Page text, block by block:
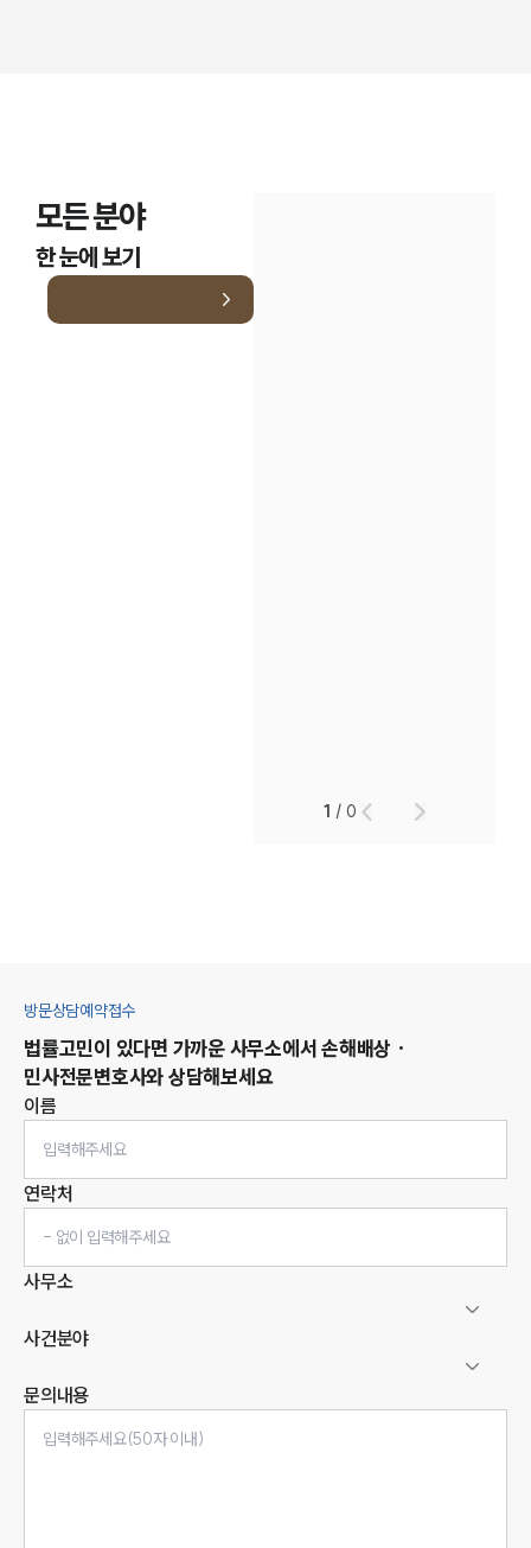
모든 분야
한 눈에 보기
1 /0
방문상담예약접수
법률고민이 있다면 가까운 사무소에서 손해배상 ·
민사전문변호사와 상담해보세요
이름
연락처
사무소
사건분야
문의내용